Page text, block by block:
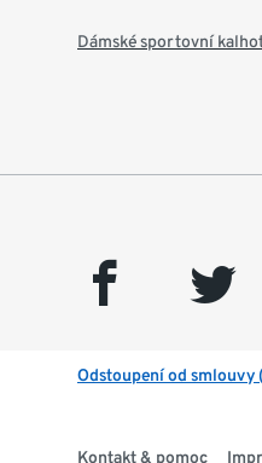
Dámské sportovní
facebook twitter
Odstoupení od smlouvy
Kontakt & pomoc